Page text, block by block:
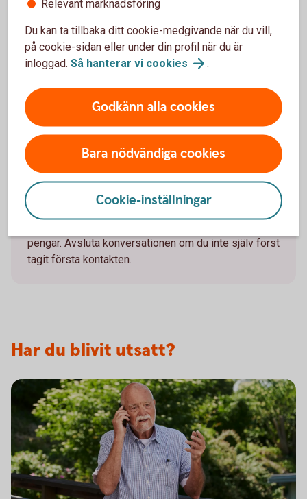
Var
försiktig
Följ inteallauppmaningar.
Om någon ber dig identifiera dig med till exempel
Mobilt BankID, klicka på länkar, ladda ner program,
pengar. Avsluta konversationen om du inte själv först
tagit första kontakten.
Har du blivit utsatt?
Relevant marknadsföring
Du kan ta tillbaka ditt cookie-medgivande när du vill,
på cookie-sidan eller under din profil när du är
inloggad. Så hanterar vi cookies .
Godkänn alla cookies
Bara nödvändiga cookies
Cookie-inställningar